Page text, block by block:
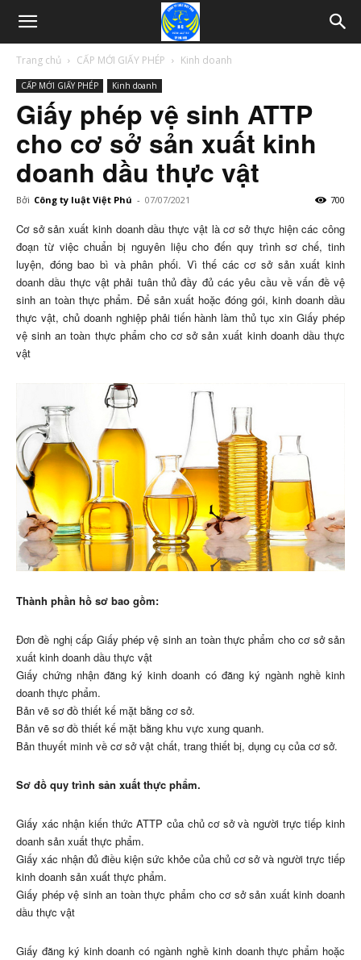
Trang chủ CẤP MỚI GIẤY PHÉP Kinh doanh
CẤP MỚI GIẤY PHÉP Kinh doanh
Giấy phép vệ sinh ATTP
cho cơ sở sản xuất kinh
doanh dầu thực vật
Bởi Công ty luật Việt Phú - 07/07/2021 700
Cơ sở sản xuất kinh doanh dầu thực vật là cơ sở thực hiện các công
đoạn từ việc chuẩn bị nguyên liệu cho đến quy trình sơ chế, tinh
luyện, đóng bao bì và phân phối. Vì thế các cơ sở sản xuất kinh
doanh dầu thực vật phải tuân thủ đầy đủ các yêu cầu về vấn đề vệ
sinh an toàn thực phẩm. Để sản xuất hoặc đóng gói, kinh doanh dầu
thực vật, chủ doanh nghiệp phải tiến hành làm thủ tục xin Giấy phép
vệ sinh an toàn thực phẩm cho cơ sở sản xuất kinh doanh dầu thực
vật
Thành phần hồ sơ bao gồm:
Đơn đề nghị cấp Giấy phép vệ sinh an toàn thực phẩm cho cơ sở sản
xuất kinh doanh dầu thực vật
Giấy chứng nhận đăng ký kinh doanh có đăng ký ngành nghề kinh
doanh thực phẩm.
Bản vẽ sơ đồ thiết kế mặt bằng cơ sở.
Bản vẽ sơ đồ thiết kế mặt bằng khu vực xung quanh.
Bản thuyết minh về cơ sở vật chất, trang thiết bị, dụng cụ của cơ sở.
Sơ đồ quy trình sản xuất thực phẩm.
Giấy xác nhận kiến thức ATTP của chủ cơ sở và người trực tiếp kinh
doanh sản xuất thực phẩm.
Giấy xác nhận đủ điều kiện sức khỏe của chủ cơ sở và người trực tiếp
kinh doanh sản xuất thực phẩm.
Giấy phép vệ sinh an toàn thực phẩm cho cơ sở sản xuất kinh doanh
dầu thực vật
Giấy đăng ký kinh doanh có ngành nghề kinh doanh thực phẩm hoặc